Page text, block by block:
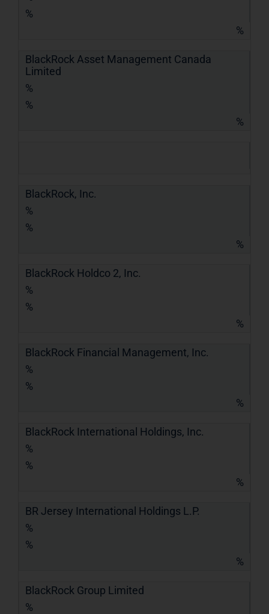
%
%
BlackRock Asset Management Canada
Limited
%
%
%
BlackRock, Inc.
%
%
%
BlackRock Holdco 2, Inc.
%
%
%
BlackRock Financial Management, Inc.
%
%
%
BlackRock International Holdings, Inc.
%
%
%
BR Jersey International Holdings L.P.
%
%
%
BlackRock Group Limited
%